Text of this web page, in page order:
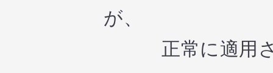
が、
正常に適用さ